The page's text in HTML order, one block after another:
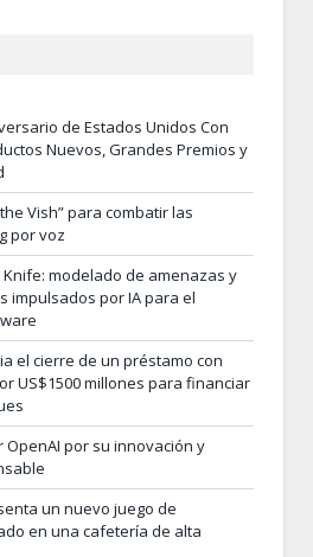
de Estados Unidos Con
Nuevos, Grandes Premios y
Vish” para combatir las
por voz
modelado de amenazas y
impulsados por IA para el
el cierre de un préstamo con
US$1500 millones para financiar
OpenAI por su innovación y
un nuevo juego de
en una cafetería de alta